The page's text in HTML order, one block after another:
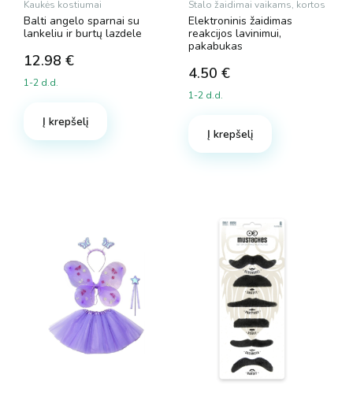
Kaukės kostiumai
Balti angelo sparnai su
lankeliu ir burtų lazdele
12.98 €
1-2 d.d.
Į krepšelį
Stalo žaidimai vaikams, kortos
Elektroninis žaidimas
reakcijos lavinimui,
pakabukas
4.50 €
1-2 d.d.
Į krepšelį